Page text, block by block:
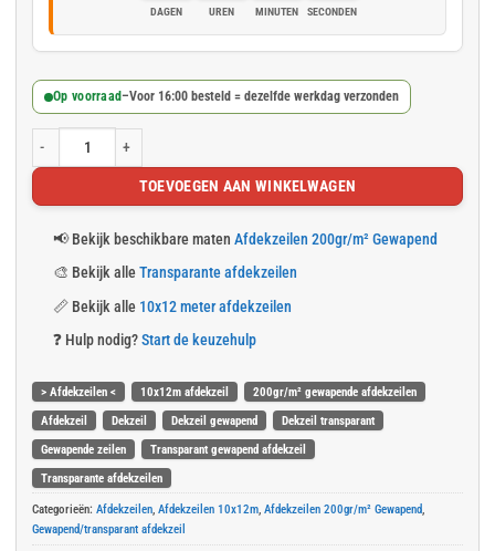
DAGEN UREN MINUTEN SECONDEN
Op voorraad –Voor 16:00 besteld = dezelfde werkdag verzonden
Gewapend transparant afdekzeil 10x12m 200gr/m² met ringen aantal
TOEVOEGEN AAN WINKELWAGEN
📢 Bekijk beschikbare maten Afdekzeilen 200gr/m² Gewapend
🎨 Bekijk alleTransparante afdekzeilen
📏 Bekijk alle 10x12 meter afdekzeilen
❓ Hulp nodig? Start de keuzehulp
> Afdekzeilen < 10x12m afdekzeil
200gr/m² gewapende afdekzeilen
Afdekzeil
Dekzeil Dekzeil gewapend
Dekzeil transparant
Gewapende zeilen
Transparant gewapend afdekzeil
Transparante afdekzeilen
Categorieën: Afdekzeilen, Afdekzeilen 10x12m, Afdekzeilen 200gr/m² Gewapend,
Gewapend/transparant afdekzeil